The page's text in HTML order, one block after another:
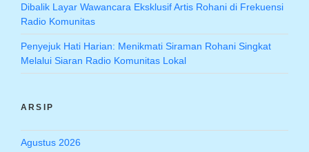
Dibalik Layar Wawancara Eksklusif Artis Rohani di Frekuensi
Radio Komunitas
Penyejuk Hati Harian: Menikmati Siraman Rohani Singkat
Melalui Siaran Radio Komunitas Lokal
ARSIP
Agustus 2026